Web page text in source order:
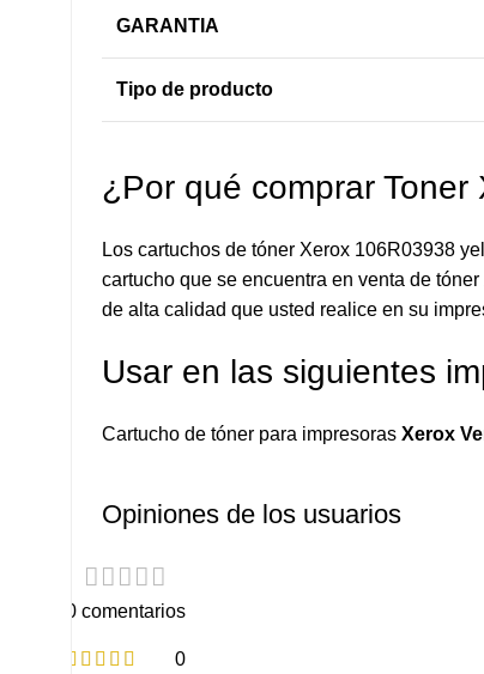
GARANTIA
Tipo de producto
¿Por qué comprar
Los cartuchos de tóner Xerox 106R03938
cartucho que se encuentra en venta de
de alta calidad que usted realice en su
Usar en las siguientes
Cartucho de tóner para impresoras Xerox
Opiniones de los usuarios
0 comentarios
0